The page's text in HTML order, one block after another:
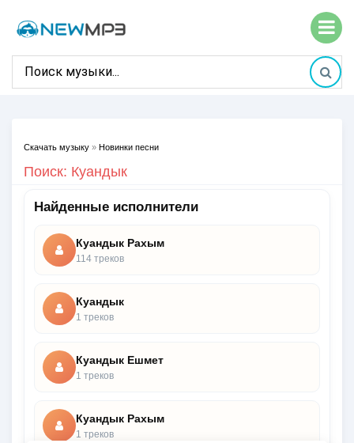
Скачать музыку » Новинки песни
Поиск: Куандык
Найденные исполнители
Куандык Рахым
114 треков
Куандык
1 треков
Куандык Ешмет
1 треков
Куандык Раxым
1 треков